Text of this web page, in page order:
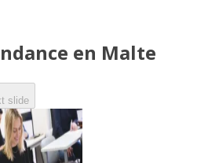
en Malte
slide